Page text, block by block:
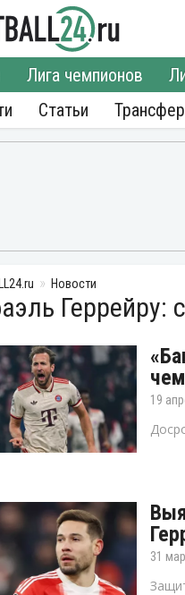
Лига чемпионов
Статьи
Новости
Геррейру:
19
31